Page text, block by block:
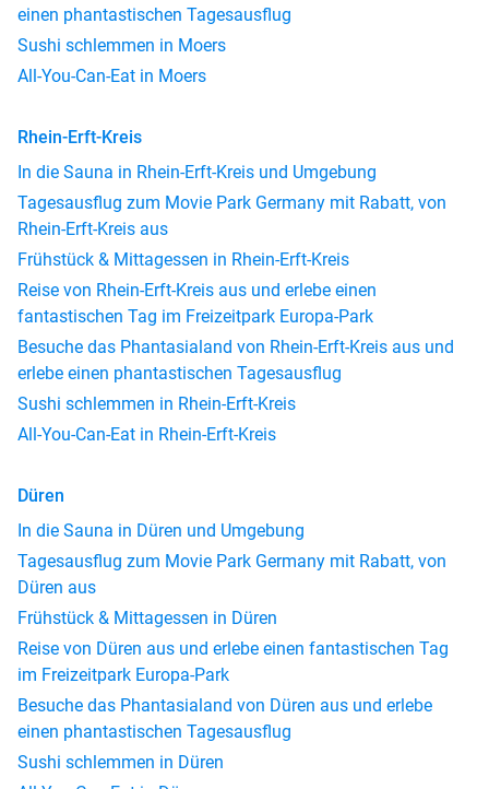
einen phantastischen Tagesausflug
Sushi schlemmen in Moers
All-You-Can-Eat in Moers
Rhein-Erft-Kreis
In die Sauna in Rhein-Erft-Kreis und Umgebung
Tagesausflug zum Movie Park Germany mit Rabatt, von
Rhein-Erft-Kreis aus
Frühstück & Mittagessen in Rhein-Erft-Kreis
Reise von Rhein-Erft-Kreis aus und erlebe einen
fantastischen Tag im Freizeitpark Europa-Park
Besuche das Phantasialand von Rhein-Erft-Kreis aus und
erlebe einen phantastischen Tagesausflug
Sushi schlemmen in Rhein-Erft-Kreis
All-You-Can-Eat in Rhein-Erft-Kreis
Düren
In die Sauna in Düren und Umgebung
Tagesausflug zum Movie Park Germany mit Rabatt, von
Düren aus
Frühstück & Mittagessen in Düren
Reise von Düren aus und erlebe einen fantastischen Tag
im Freizeitpark Europa-Park
Besuche das Phantasialand von Düren aus und erlebe
einen phantastischen Tagesausflug
Sushi schlemmen in Düren